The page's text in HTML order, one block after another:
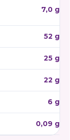
7,0 g
52 g
25 g
22 g
6 g
0,09 g